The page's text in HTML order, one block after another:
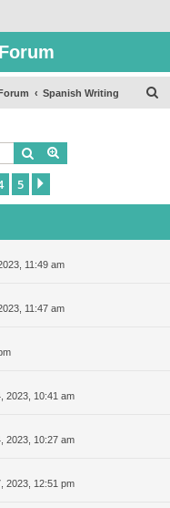
Spanish Writing
Buscar
5
11:49 am
11:47 am
2023, 10:41 am
2023, 10:27 am
2023, 12:51 pm